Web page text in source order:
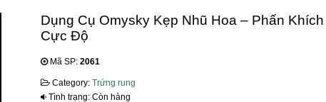
Dụng Cụ Omysky Kẹp Nhũ Hoa – Phấn Khích
Cực Độ
Mã SP: 2061
Category: Trứng rung
Tình trạng: Còn hàng